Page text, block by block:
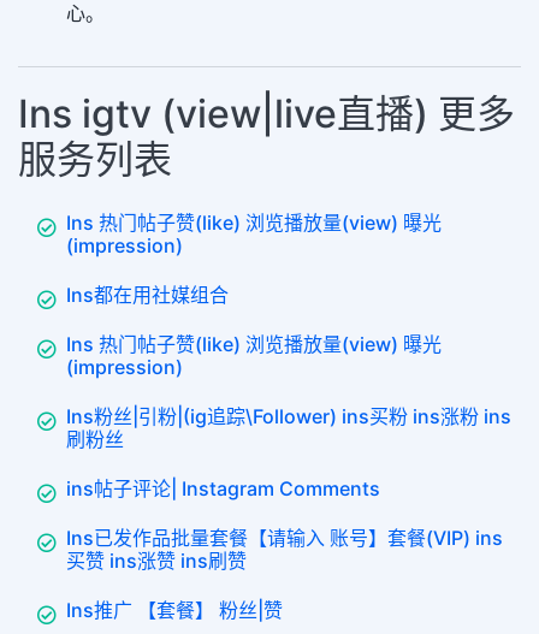
心。
Ins igtv (view|live直播) 更多
服务列表
Ins 热门帖子赞(like) 浏览播放量(view) 曝光
(impression)
Ins都在用社媒组合
Ins 热门帖子赞(like) 浏览播放量(view) 曝光
(impression)
Ins粉丝|引粉|(ig追踪\Follower) ins买粉 ins涨粉 ins
刷粉丝
ins帖子评论| Instagram Comments
Ins已发作品批量套餐【请输入 账号】套餐(VIP) ins
买赞 ins涨赞 ins刷赞
Ins推广 【套餐】 粉丝|赞